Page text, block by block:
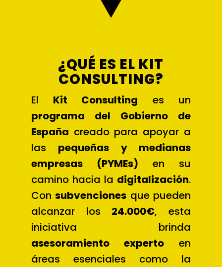
¿QUÉ ES EL KIT
CONSULTING?
El Kit Consulting es un
programa del Gobierno de
España creado para apoyar a
las pequeñas y medianas
empresas (PYMEs) en su
camino hacia la digitalización.
Consubvenciones que pueden
alcanzar los 24.000€, esta
iniciativa brinda
asesoramiento experto en
áreas esenciales como la